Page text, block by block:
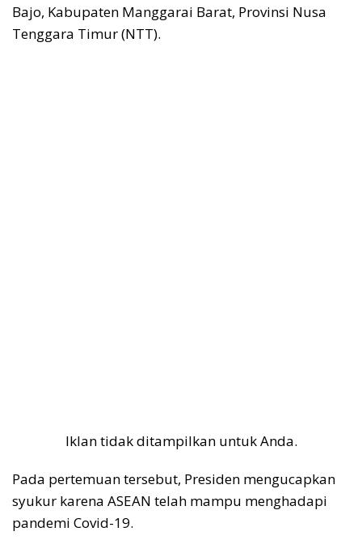
Bajo, Kabupaten Manggarai Barat, Provinsi Nusa
Tenggara Timur (NTT).
Iklan tidak ditampilkan untuk Anda.
Pada pertemuan tersebut, Presiden mengucapkan
syukur karena ASEAN telah mampu menghadapi
pandemi Covid-19.